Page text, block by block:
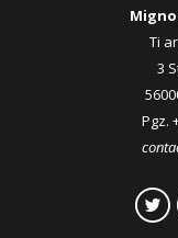
Ti
3
Pgz.